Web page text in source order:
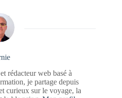
rédacteur web basé à
je partage depuis
curieux sur le voyage, la